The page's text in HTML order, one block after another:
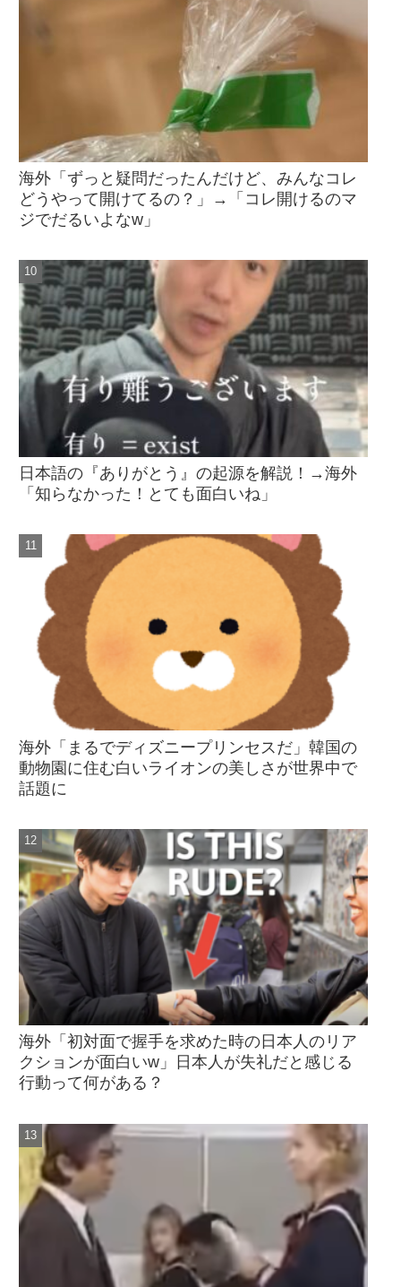
海外「ずっと疑問だったんだけど、みんなコレ
どうやって開けてるの？」→「コレ開けるのマ
ジでだるいよなw」
日本語の『ありがとう』の起源を解説！→海外
「知らなかった！とても面白いね」
海外「まるでディズニープリンセスだ」韓国の
動物園に住む白いライオンの美しさが世界中で
話題に
海外「初対面で握手を求めた時の日本人のリア
クションが面白いw」日本人が失礼だと感じる
行動って何がある？